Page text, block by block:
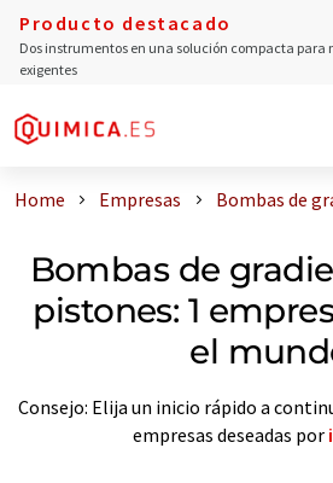
Producto destacado
Dos instrumentos en una solución compacta para
exigentes
Home Empresas Bombas de
Bombas de
pistones: 1
el
Consejo: Elija un inicio rápido a
empresas deseadas por